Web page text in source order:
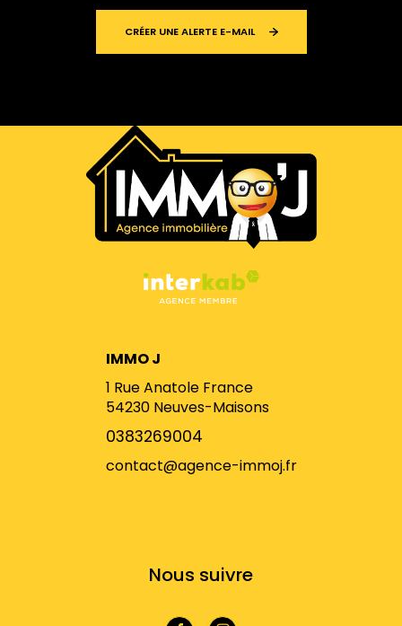
CRÉER UNE ALERTE E-MAIL
IMMO J
1 Rue Anatole France
54230 Neuves-Maisons
0383269004
contact@agence-immoj.fr
Nous suivre